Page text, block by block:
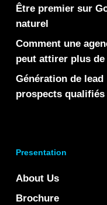
Être premier sur
naturel
Comment une
peut attirer plus
Génération de
prospects
Presentation
About Us
Brochure